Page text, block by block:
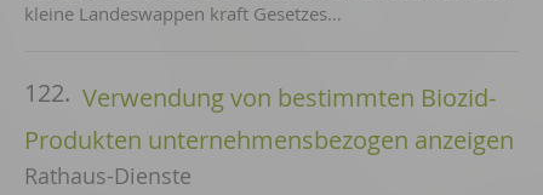
kleine Landeswappen kraft Gesetzes…
122. Verwendung von bestimmten Biozid-
Produkten unternehmensbezogen anzeigen
Rathaus-Dienste